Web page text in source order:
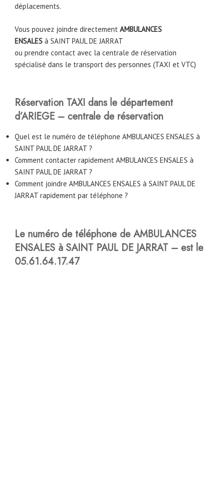
déplacements.
Vous pouvez joindre directement AMBULANCES
ENSALES à SAINT PAUL DE JARRAT
ou prendre contact avec la centrale de réservation
spécialisé dans le transport des personnes (TAXI et VTC)
Réservation TAXI dans le département
d’ARIEGE – centrale de réservation
Quel est le numéro de téléphone AMBULANCES ENSALES à
SAINT PAUL DE JARRAT ?
Comment contacter rapidement AMBULANCES ENSALES à
SAINT PAUL DE JARRAT ?
Comment joindre AMBULANCES ENSALES à SAINT PAUL DE
JARRAT rapidement par téléphone ?
Le numéro de téléphone de AMBULANCES
ENSALES à SAINT PAUL DE JARRAT – est le
05.61.64.17.47